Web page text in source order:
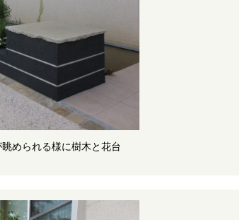
められる様に樹木と花台